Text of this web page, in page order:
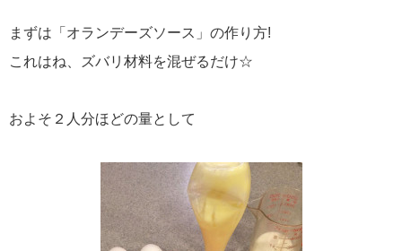
まずは「オランデーズソース」の作り方!
これはね、ズバリ材料を混ぜるだけ☆
およそ２人分ほどの量として